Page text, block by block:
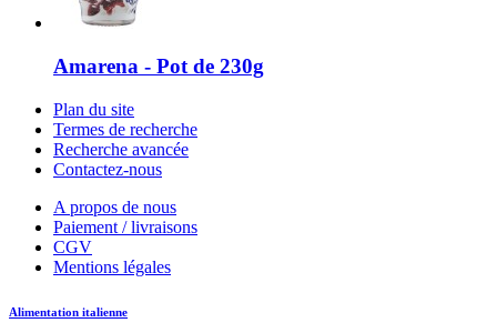
Amarena - Pot de 230g
Plan du site
Termes de recherche
Recherche avancée
Contactez-nous
A propos de nous
Paiement / livraisons
CGV
Mentions légales
Alimentation italienne